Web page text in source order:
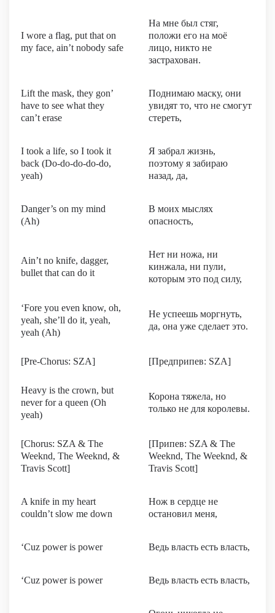
I wore a flag, put that on
my face, ain’t nobody safe
На мне был стяг,
положи его на моё
лицо, никто не
застрахован.
Lift the mask, they gon’
have to see what they
can’t erase
Поднимаю маску, они
увидят то, что не смогут
стереть,
I took a life, so I took it
back (Do-do-do-do-do,
yeah)
Я забрал жизнь,
поэтому я забираю
назад, да,
Danger’s on my mind
(Ah)
В моих мыслях
опасность,
Ain’t no knife, dagger,
bullet that can do it
Нет ни ножа, ни
кинжала, ни пули,
которым это под силу,
‘Fore you even know, oh,
yeah, she’ll do it, yeah,
yeah (Ah)
Не успеешь моргнуть,
да, она уже сделает это.
[Pre-Chorus: SZA] [Предприпев: SZA]
Heavy is the crown, but
never for a queen (Oh
yeah)
Корона тяжела, но
только не для королевы.
[Chorus: SZA & The
Weeknd, The Weeknd, &
Travis Scott]
[Припев: SZA & The
Weeknd, The Weeknd, &
Travis Scott]
A knife in my heart
couldn’t slow me down
Нож в сердце не
остановил меня,
‘Cuz power is power Ведь власть есть власть,
‘Cuz power is power Ведь власть есть власть,